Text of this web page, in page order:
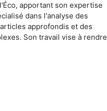
apportant son expertise
dans l'analyse des
approfondis et des
Son travail vise à rendre